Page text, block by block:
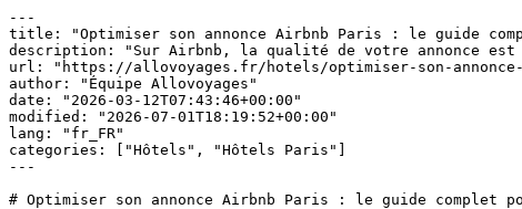
---
title: "Optimiser son annonce Airbnb Paris : le guide
description: "Sur Airbnb, la qualité de votre annonce
url: "https://allovoyages.fr/hotels/optimiser-son-
author: "Équipe Allovoyages"
date: "2026-03-12T07:43:46+00:00"
modified: "2026-07-01T18:19:52+00:00"
lang: "fr_FR"
categories: ["Hôtels", "Hôtels Paris"]
---
# Optimiser son annonce Airbnb Paris : le guide complet